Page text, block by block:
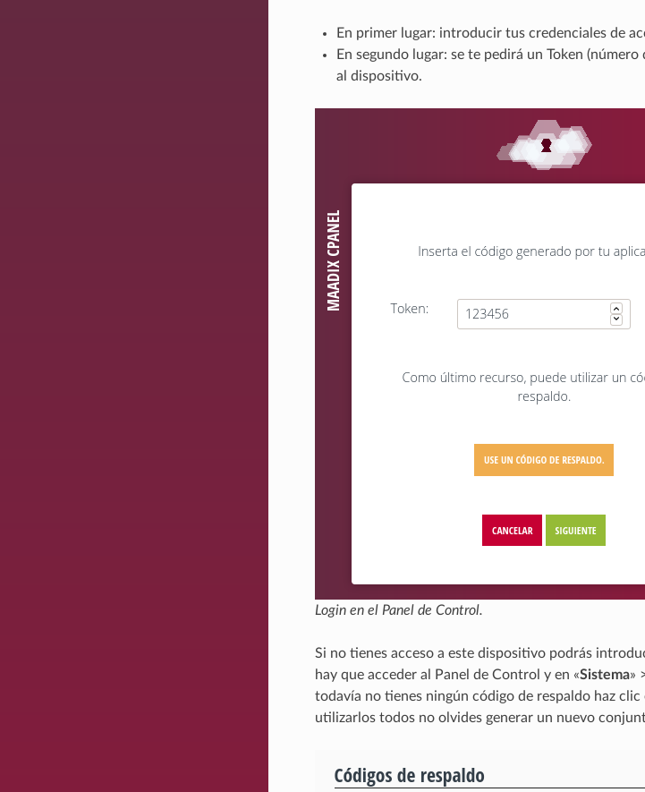
En primer lugar: introducir tus credenciales de
En segundo lugar: se te pedirá un Token
al dispositivo.
Login en el Panel de Control.
Si no tienes acceso a este dispositivo podrás
hay que acceder al Panel de Control y en «Sistema»
todavía no tienes ningún código de respaldo haz
utilizarlos todos no olvides generar un nuevo